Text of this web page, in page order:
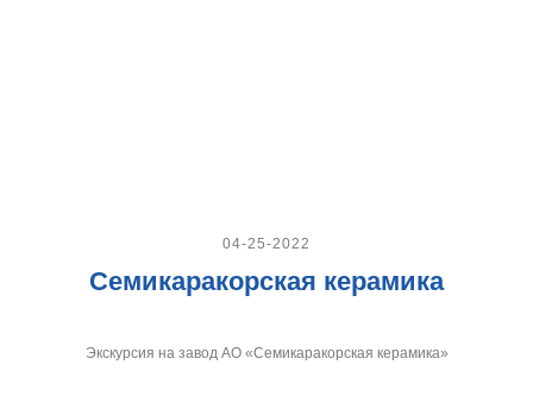
04-25-2022
Семикаракорская керамика
Экскурсия на завод АО «Семикаракорская керамика»